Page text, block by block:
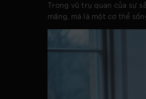
Trong vũ trụ quan của sự
măng, mà là một cơ thể